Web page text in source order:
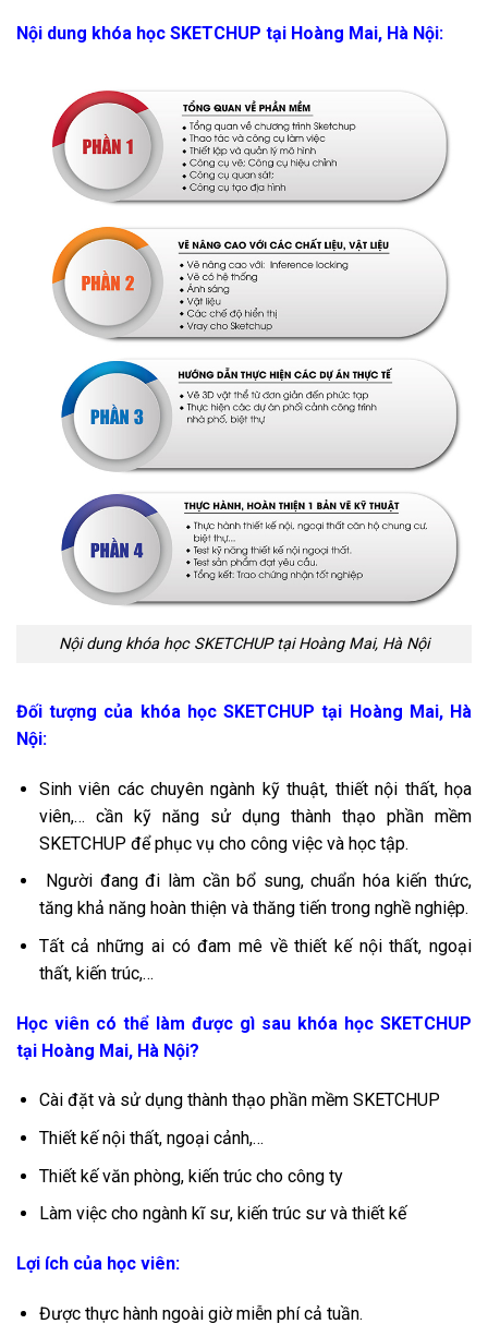
Nội dung khóa học SKETCHUP tại Hoàng Mai, Hà Nội:
Nội dung khóa học SKETCHUP tại Hoàng Mai, Hà Nội
Đối tượng của khóa học SKETCHUP tại Hoàng Mai, Hà
Nội:
Sinh viên các chuyên ngành kỹ thuật, thiết nội thất, họa
viên,… cần kỹ năng sử dụng thành thạo phần mềm
SKETCHUP để phục vụ cho công việc và học tập.
Người đang đi làm cần bổ sung, chuẩn hóa kiến thức,
tăng khả năng hoàn thiện và thăng tiến trong nghề nghiệp.
Tất cả những ai có đam mê về thiết kế nội thất, ngoại
thất, kiến trúc,…
Học viên có thể làm được gì sau khóa học SKETCHUP
tại Hoàng Mai, Hà Nội?
Cài đặt và sử dụng thành thạo phần mềm SKETCHUP
Thiết kế nội thất, ngoại cảnh,…
Thiết kế văn phòng, kiến trúc cho công ty
Làm việc cho ngành kĩ sư, kiến trúc sư và thiết kế
Lợi ích của học viên:
Được thực hành ngoài giờ miễn phí cả tuần.